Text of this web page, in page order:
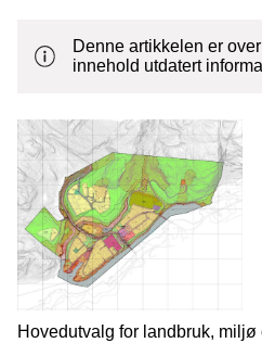
Denne artikkelen er
innehold utdatert
Hovedutvalg for landbruk,